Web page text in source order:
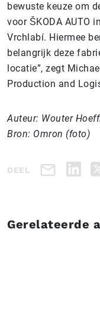
bewuste keuze om
voor ŠKODA AUTO
Vrchlabí. Hiermee
belangrijk deze
locatie”, zegt
Production and
Auteur: Wouter
Bron: Omron (foto)
DEEL
Gerelateerde